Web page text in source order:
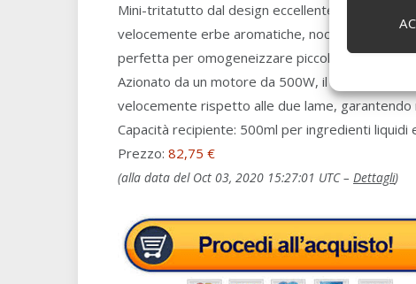
Mini-tritatutto dal design eccellente, con il corpo
velocemente erbe aromatiche, noci e nocciole,
perfetta per omogeneizzare piccole porzioni di
Azionato da un motore da 500W, il sistema a
velocemente rispetto alle due lame,
Capacità recipiente: 500ml per ingredienti
Prezzo: 82,75 €
(alla data del Oct 03, 2020 15:27:01 UTC – Dettagli)